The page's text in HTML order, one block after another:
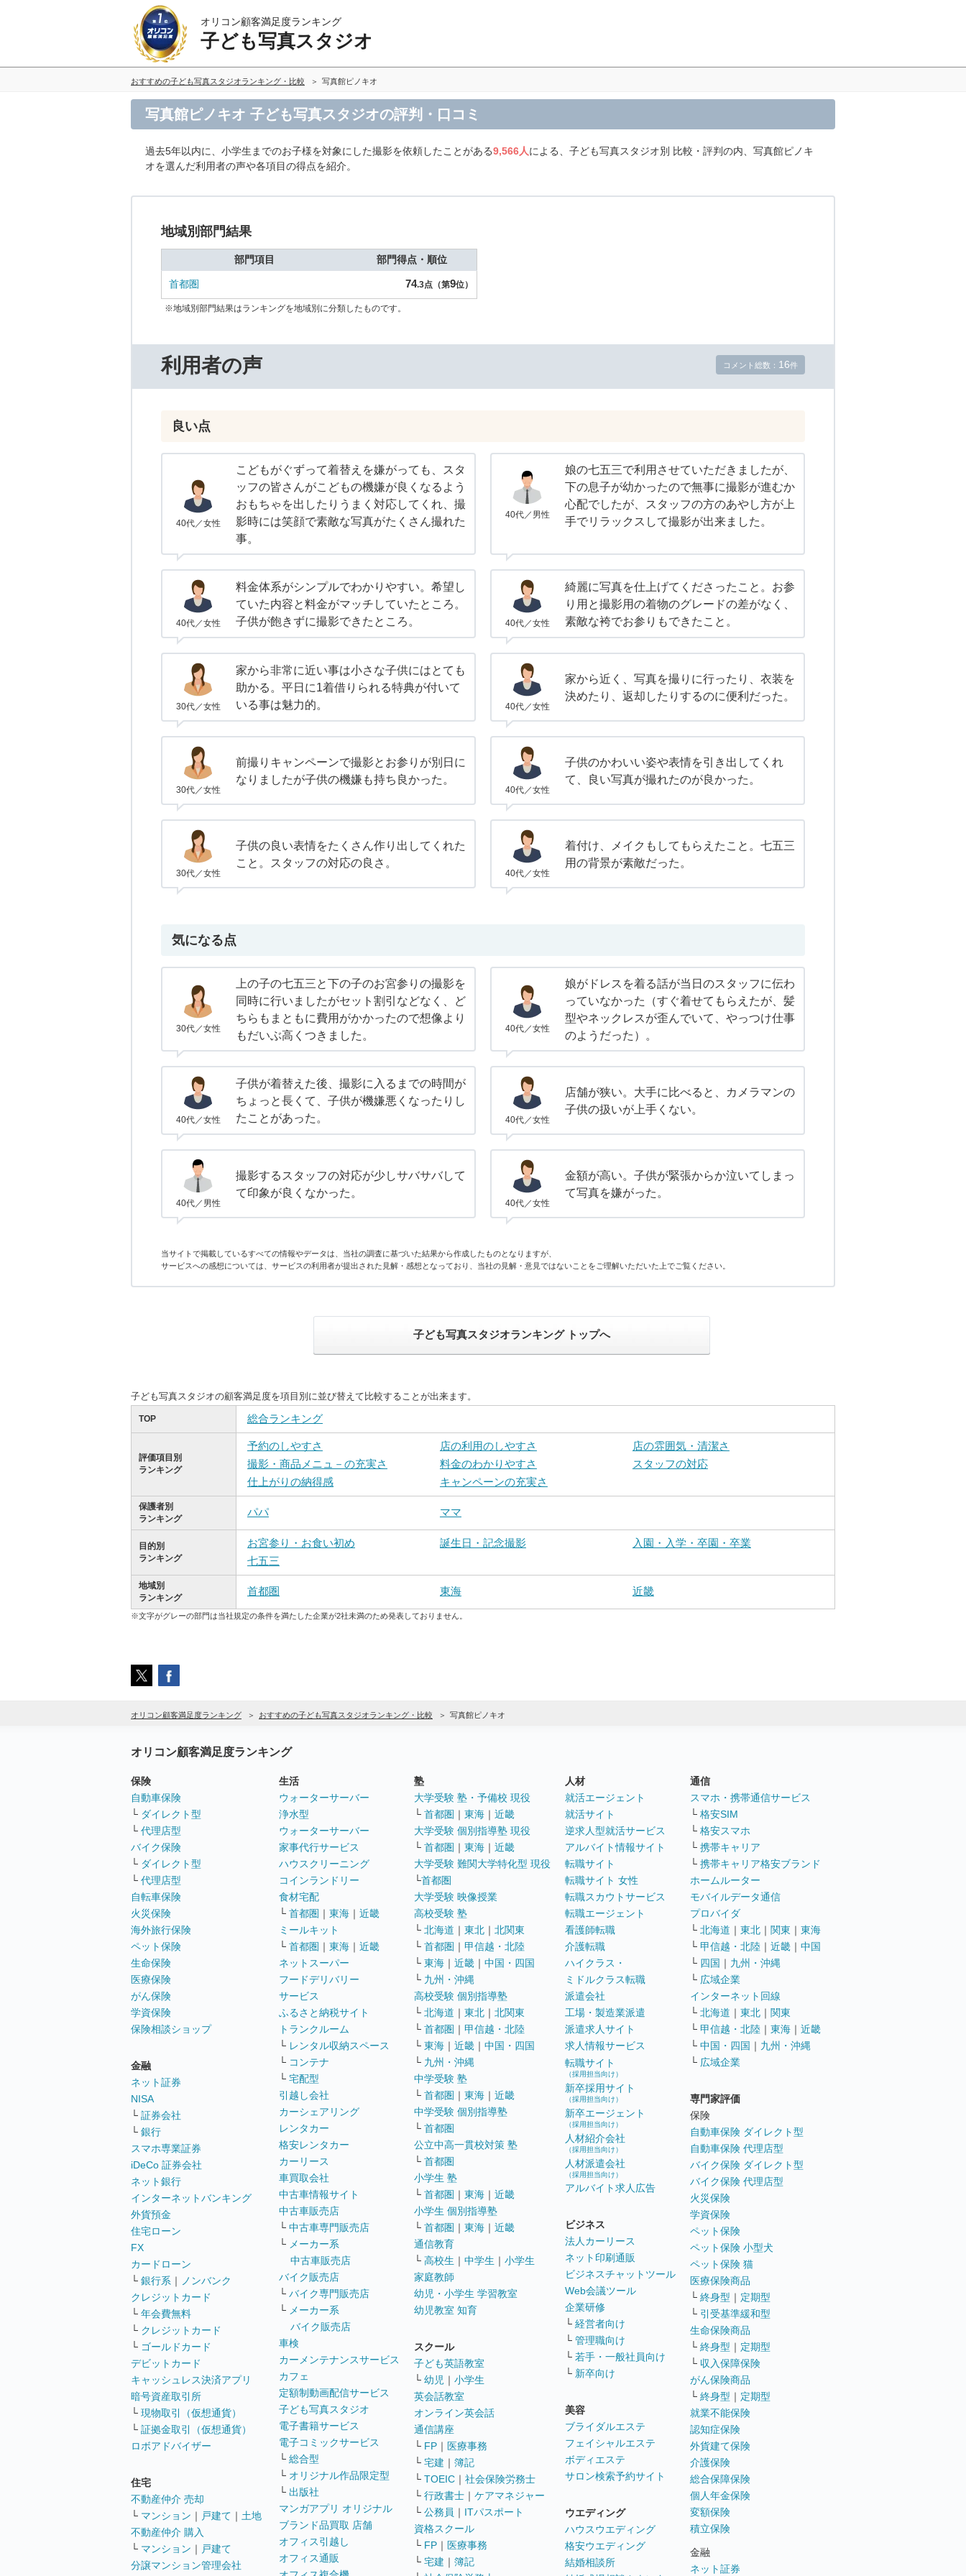
オリコン顧客満足度ランキング
子ども写真スタジオ
おすすめの子ども写真スタジオランキング・比較 写真館ピノキオ
写真館ピノキオ 子ども写真スタジオの評判・口コミ
過去5年以内に、小学生までのお子様を対象にした撮影を依頼したことがある9,566人による、子ども写真スタジオ別 比較・評判の内、写真館ピノキ
オを選んだ利用者の声や各項目の得点を紹介。
地域別部門結果
部門項目 部門得点・順位
首都圏 74.3点（第9位）
※地域別部門結果はランキングを地域別に分類したものです。
利用者の声 コメント総数： 16件
良い点
40代／女性
こどもがぐずって着替えを嫌がっても、スタ
ッフの皆さんがこどもの機嫌が良くなるよう
おもちゃを出したりうまく対応してくれ、撮
影時には笑顔で素敵な写真がたくさん撮れた
事。
40代／男性
娘の七五三で利用させていただきましたが、
下の息子が幼かったので無事に撮影が進むか
心配でしたが、スタッフの方のあやし方が上
手でリラックスして撮影が出来ました。
40代／女性
料金体系がシンプルでわかりやすい。希望し
ていた内容と料金がマッチしていたところ。
子供が飽きずに撮影できたところ。
40代／女性
綺麗に写真を仕上げてくださったこと。お参
り用と撮影用の着物のグレードの差がなく、
素敵な袴でお参りもできたこと。
30代／女性
家から非常に近い事は小さな子供にはとても
助かる。平日に1着借りられる特典が付いて
いる事は魅力的。
40代／女性
家から近く、写真を撮りに行ったり、衣装を
決めたり、返却したりするのに便利だった。
30代／女性
前撮りキャンペーンで撮影とお参りが別日に
なりましたが子供の機嫌も持ち良かった。
40代／女性
子供のかわいい姿や表情を引き出してくれ
て、良い写真が撮れたのが良かった。
30代／女性
子供の良い表情をたくさん作り出してくれた
こと。スタッフの対応の良さ。
40代／女性
着付け、メイクもしてもらえたこと。七五三
用の背景が素敵だった。
気になる点
30代／女性
上の子の七五三と下の子のお宮参りの撮影を
同時に行いましたがセット割引などなく、ど
ちらもまともに費用がかかったので想像より
もだいぶ高くつきました。
40代／女性
娘がドレスを着る話が当日のスタッフに伝わ
っていなかった（すぐ着せてもらえたが、髪
型やネックレスが歪んでいて、やっつけ仕事
のようだった）。
40代／女性
子供が着替えた後、撮影に入るまでの時間が
ちょっと長くて、子供が機嫌悪くなったりし
たことがあった。
40代／女性
店舗が狭い。大手に比べると、カメラマンの
子供の扱いが上手くない。
40代／男性
撮影するスタッフの対応が少しサバサバして
て印象が良くなかった。
40代／女性
金額が高い。子供が緊張からか泣いてしまっ
て写真を嫌がった。
当サイトで掲載しているすべての情報やデータは、当社の調査に基づいた結果から作成したものとなりますが、
サービスへの感想については、サービスの利用者が提出された見解・感想となっており、当社の見解・意見ではないことをご理解いただいた上でご覧ください。
子ども写真スタジオランキング トップへ
子ども写真スタジオの顧客満足度を項目別に並び替えて比較することが出来ます。
TOP 総合ランキング
評価項目別
ランキング
予約のしやすさ 店の利用のしやすさ
店の雰囲気・清潔さ
撮影・商品メニュ－の充実さ
料金のわかりやすさ
スタッフの対応
仕上がりの納得感
キャンペーンの充実さ
保護者別
ランキング
パパ ママ
目的別
ランキング
お宮参り・お食い初め 誕生日・記念撮影
入園・入学・卒園・卒業
七五三
地域別
ランキング
首都圏 東海 近畿
※文字がグレーの部門は当社規定の条件を満たした企業が2社未満のため発表しておりません。
オリコン顧客満足度ランキング おすすめの子ども写真スタジオランキング・比較 写真館ピノキオ
オリコン顧客満足度ランキング
保険
自動車保険
└ ダイレクト型
└ 代理店型
バイク保険
└ ダイレクト型
└ 代理店型
自転車保険
火災保険
海外旅行保険
ペット保険
生命保険
医療保険
がん保険
学資保険
保険相談ショップ
金融
ネット証券
NISA
└ 証券会社
└ 銀行
スマホ専業証券
iDeCo 証券会社
ネット銀行
インターネットバンキング
外貨預金
住宅ローン
FX
カードローン
└ 銀行系 ｜
ノンバンク
クレジットカード
└ 年会費無料
└ クレジットカード
└ ゴールドカード
デビットカード
キャッシュレス決済アプリ
暗号資産取引所
└ 現物取引（仮想通貨）
└ 証拠金取引（仮想通貨）
ロボアドバイザー
住宅
不動産仲介 売却
└ マンション ｜ 戸建て ｜ 土地
不動産仲介 購入
└ マンション ｜ 戸建て
分譲マンション管理会社
生活
ウォーターサーバー
浄水型
ウォーターサーバー
家事代行サービス
ハウスクリーニング
コインランドリー
食材宅配
└ 首都圏 ｜ 東海 ｜ 近畿
ミールキット
└ 首都圏 ｜ 東海 ｜ 近畿
ネットスーパー
フードデリバリー
サービス
ふるさと納税サイト
トランクルーム
└ レンタル収納スペース
└ コンテナ
└ 宅配型
引越し会社
カーシェアリング
レンタカー
格安レンタカー
カーリース
車買取会社
中古車情報サイト
中古車販売店
└ 中古車専門販売店
└ メーカー系
中古車販売店
バイク販売店
└ バイク専門販売店
└ メーカー系
バイク販売店
車検
カーメンテナンスサービス
カフェ
定額制動画配信サービス
子ども写真スタジオ
電子書籍サービス
電子コミックサービス
└ 総合型
└ オリジナル作品限定型
└ 出版社
マンガアプリ オリジナル
ブランド品買取 店舗
オフィス引越し
オフィス通販
塾
大学受験 塾・予備校 現役
└ 首都圏 ｜ 東海 ｜ 近畿
大学受験 個別指導塾 現役
└ 首都圏 ｜ 東海 ｜ 近畿
大学受験 難関大学特化型 現役
└首都圏
大学受験 映像授業
高校受験 塾
└ 北海道 ｜ 東北 ｜ 北関東
└ 首都圏 ｜ 甲信越・北陸
└ 東海 ｜ 近畿 ｜ 中国・四国
└ 九州・沖縄
高校受験 個別指導塾
└ 北海道 ｜ 東北 ｜ 北関東
└ 首都圏 ｜ 甲信越・北陸
└ 東海 ｜ 近畿 ｜ 中国・四国
└ 九州・沖縄
中学受験 塾
└ 首都圏 ｜ 東海 ｜ 近畿
中学受験 個別指導塾
└ 首都圏
公立中高一貫校対策 塾
└ 首都圏
小学生 塾
└ 首都圏 ｜ 東海 ｜ 近畿
小学生 個別指導塾
└ 首都圏 ｜ 東海 ｜ 近畿
通信教育
└ 高校生 ｜ 中学生 ｜ 小学生
家庭教師
幼児・小学生 学習教室
幼児教室 知育
スクール
子ども英語教室
└ 幼児 ｜ 小学生
英会話教室
オンライン英会話
通信講座
└ FP ｜ 医療事務
└ 宅建 ｜ 簿記
└ TOEIC ｜ 社会保険労務士
└ 行政書士 ｜ ケアマネジャー
└ 公務員 ｜ ITパスポート
資格スクール
└ FP ｜ 医療事務
└ 宅建 ｜ 簿記
人材
就活エージェント
就活サイト
逆求人型就活サービス
アルバイト情報サイト
転職サイト
転職サイト 女性
転職スカウトサービス
転職エージェント
看護師転職
介護転職
ハイクラス・
ミドルクラス転職
派遣会社
工場・製造業派遣
派遣求人サイト
求人情報サービス
転職サイト
（採用担当向け）
新卒採用サイト
（採用担当向け）
新卒エージェント
（採用担当向け）
人材紹介会社
（採用担当向け）
人材派遣会社
（採用担当向け）
アルバイト求人広告
ビジネス
法人カーリース
ネット印刷通販
ビジネスチャットツール
Web会議ツール
企業研修
└ 経営者向け
└ 管理職向け
└ 若手・一般社員向け
└ 新卒向け
美容
ブライダルエステ
フェイシャルエステ
ボディエステ
サロン検索予約サイト
ウエディング
ハウスウエディング
格安ウエディング
結婚相談所
通信
スマホ・携帯通信サービス
└ 格安SIM
└ 格安スマホ
└ 携帯キャリア
└ 携帯キャリア格安ブランド
ホームルーター
モバイルデータ通信
プロバイダ
└ 北海道 ｜ 東北 ｜ 関東 ｜ 東海
└ 甲信越・北陸 ｜ 近畿 ｜ 中国
└ 四国 ｜ 九州・沖縄
└ 広域企業
インターネット回線
└ 北海道 ｜ 東北 ｜ 関東
└ 甲信越・北陸 ｜ 東海 ｜ 近畿
└ 中国・四国 ｜ 九州・沖縄
└ 広域企業
専門家評価
保険
自動車保険 ダイレクト型
自動車保険 代理店型
バイク保険 ダイレクト型
バイク保険 代理店型
火災保険
学資保険
ペット保険
ペット保険 小型犬
ペット保険 猫
医療保険商品
└ 終身型 ｜ 定期型
└ 引受基準緩和型
生命保険商品
└ 終身型 ｜ 定期型
└ 収入保障保険
がん保険商品
└ 終身型 ｜ 定期型
就業不能保険
認知症保険
外貨建て保険
介護保険
総合保障保険
個人年金保険
変額保険
積立保険
金融
ネット証券